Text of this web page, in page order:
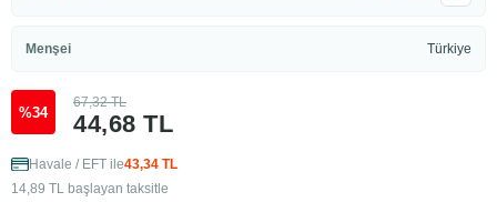
Menşei Türkiye
%34 44,68 TL
67,32 TL
Havale / EFT ile43,34 TL
14,89 TL başlayan taksitle